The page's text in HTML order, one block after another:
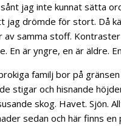
jag inte kunnat sätta
jag drömde för stort. Då
av samma stoff.
En är yngre, en är äldre.
familj bor på
stigar och hisnande
skog. Havet. Sjön.
sedan och här finns